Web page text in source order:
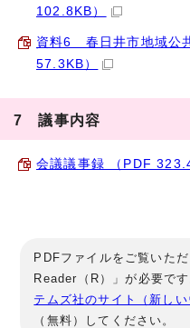
102.8KB）
資料6 春日井市地域公
57.3KB）
7 議事内容
会議議事録 （PDF
PDFファイルをご覧いた
Reader（R）」が必要で
テムズ社のサイト（新し
（無料）してください。